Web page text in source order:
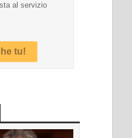
al servizio
tu!